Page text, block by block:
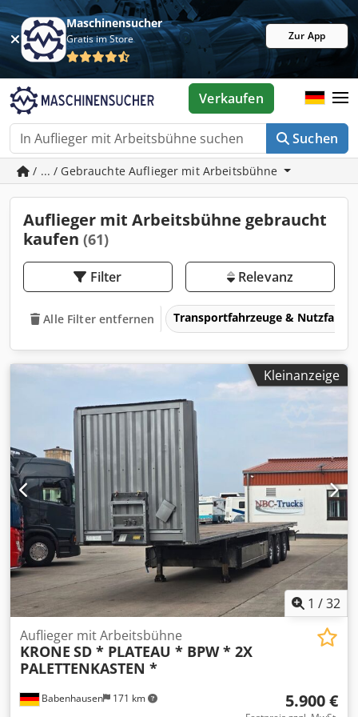
Maschinensucher
Gratis im Store Zur App
Suchen
Verkaufen
/ ... / Gebrauchte Auflieger mit Arbeitsbühne
Auflieger mit Arbeitsbühne gebraucht
kaufen (61)
Filter Relevanz
Alle Filter entfernen Transportfahrzeuge &
Kleinanzeige
1 /32
Babenhausen 171 km
Auflieger mit Arbeitsbühne
KRONE SD * PLATEAU * BPW * 2X
PALETTENKASTEN *
5.900 €